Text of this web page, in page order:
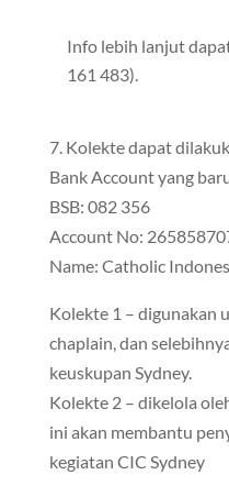
Info lebih lanjut
161 483).
7. Kolekte dapat
Bank Account yang
BSB: 082 356
Account No:
Name: Catholic
Kolekte 1 – digunakan
chaplain, dan
keuskupan Sydney.
Kolekte 2 – dikelola
ini akan membantu
kegiatan CIC Sydney